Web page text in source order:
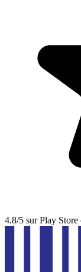
4.8/5 sur Play Store